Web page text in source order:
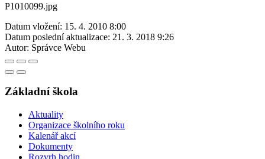
P1010099.jpg
Datum vložení: 15. 4. 2010 8:00
Datum poslední aktualizace: 21. 3. 2018 9:26
Autor: Správce Webu
Základní škola
Aktuality
Organizace školního roku
Kalenář akcí
Dokumenty